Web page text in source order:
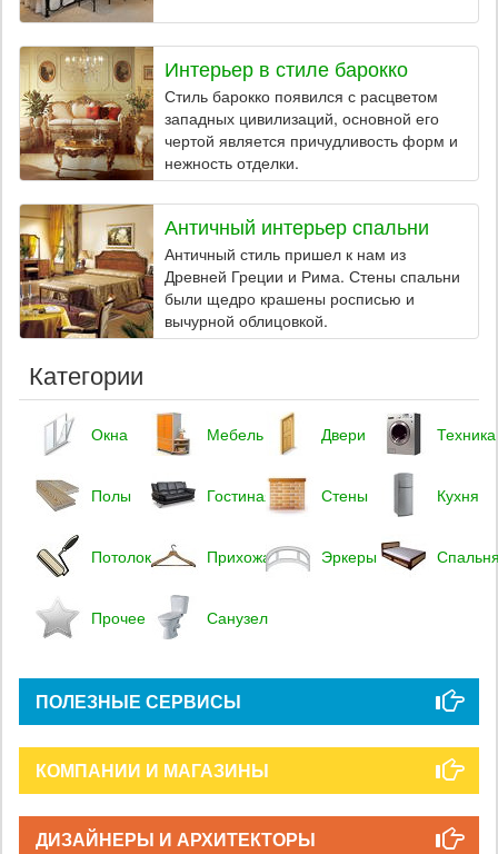
Интерьер в стиле барокко
Стиль барокко появился с расцветом
западных цивилизаций, основной его
чертой является причудливость форм и
нежность отделки.
Античный интерьер спальни
Античный стиль пришел к нам из
Древней Греции и Рима. Стены спальни
были щедро крашены росписью и
вычурной облицовкой.
Категории
Окна Мебель Двери Техника
Полы Гостиная Стены Кухня
Потолок Прихожая Эркеры
Прочее Санузел
ПОЛЕЗНЫЕ СЕРВИСЫ
КОМПАНИИ И МАГАЗИНЫ
ДИЗАЙНЕРЫ И АРХИТЕКТОРЫ